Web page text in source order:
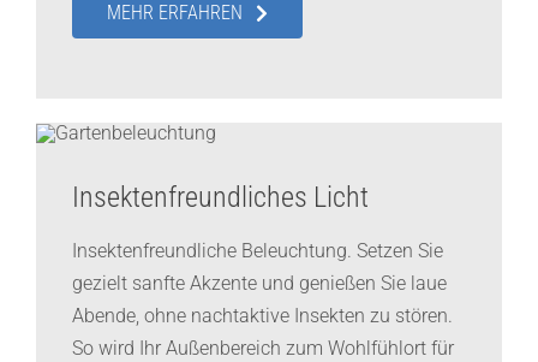
MEHR ERFAHREN
Insektenfreundliches Licht
Insektenfreundliche Beleuchtung. Setzen Sie
gezielt sanfte Akzente und genießen Sie laue
Abende, ohne nachtaktive Insekten zu stören.
So wird Ihr Außenbereich zum Wohlfühlort für